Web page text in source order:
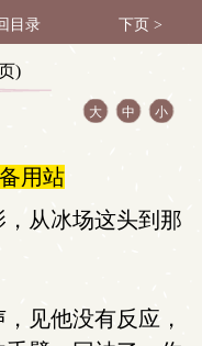
目录 下页 >
)
大 中 小
用站
从冰场这头到那
见他没有反应，